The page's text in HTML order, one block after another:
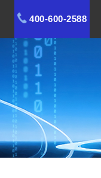
400-600-2588